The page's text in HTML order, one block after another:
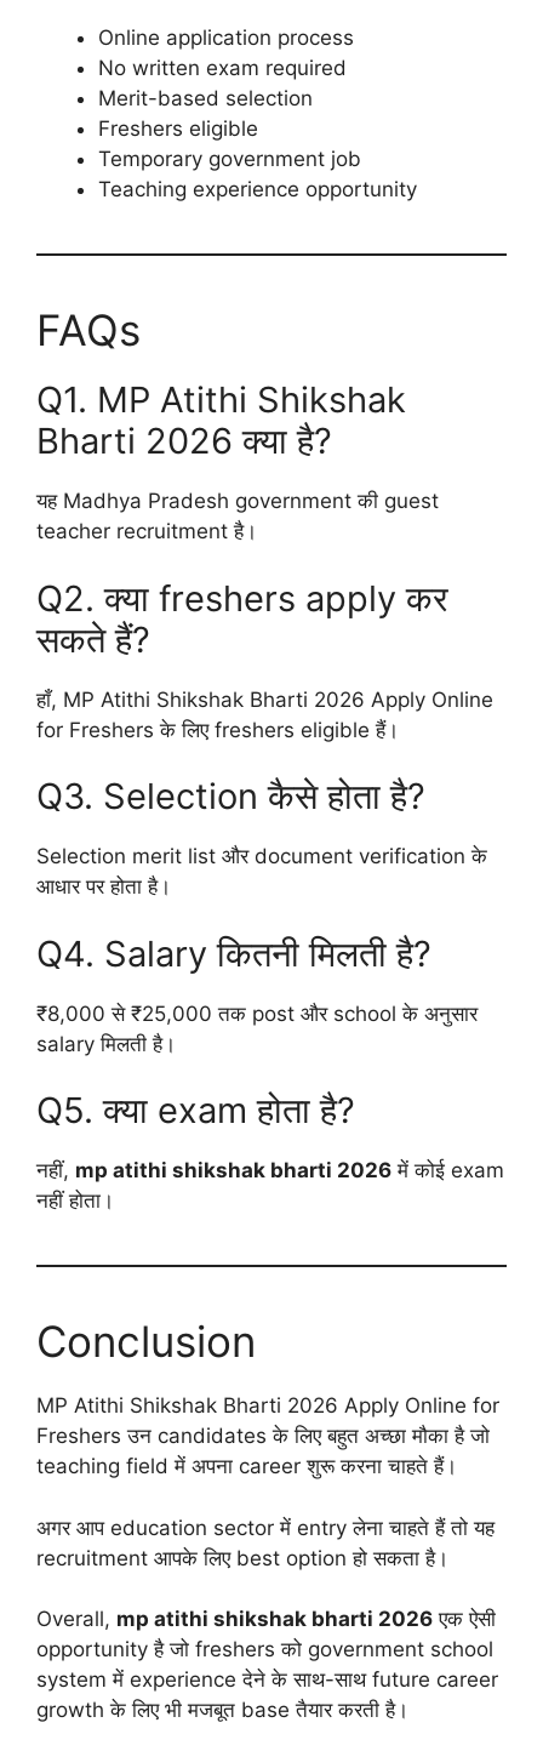
Online application process
No written exam required
Merit-based selection
Freshers eligible
Temporary government job
Teaching experience opportunity
FAQs
Q1. MP Atithi Shikshak
Bharti 2026 क्या है?
यह Madhya Pradesh government की guest
teacher recruitment है।
Q2. क्या freshers apply कर
सकते हैं?
हाँ, MP Atithi Shikshak Bharti 2026 Apply Online
for Freshers के लिए freshers eligible हैं।
Q3. Selection कैसे होता है?
Selection merit list और document verification के
आधार पर होता है।
Q4. Salary कितनी मिलती है?
₹8,000 से ₹25,000 तक post और school के अनुसार
salary मिलती है।
Q5. क्या exam होता है?
नहीं, mp atithi shikshak bharti 2026 में कोई exam
नहीं होता।
Conclusion
MP Atithi Shikshak Bharti 2026 Apply Online for
Freshers उन candidates के लिए बहुत अच्छा मौका है जो
teaching field में अपना career शुरू करना चाहते हैं।
अगर आप education sector में entry लेना चाहते हैं तो यह
recruitment आपके लिए best option हो सकता है।
Overall, mp atithi shikshak bharti 2026 एक ऐसी
opportunity है जो freshers को government school
system में experience देने के साथ-साथ future career
growth के लिए भी मजबूत base तैयार करती है।